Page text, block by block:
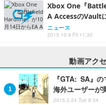
Xbox One『
A AccessのVault
ニュース
2015.10.9 Fri 11:30
動画アク
『GTA: SA』
海外ユーザーが
2015.3.24 Tue 8:34